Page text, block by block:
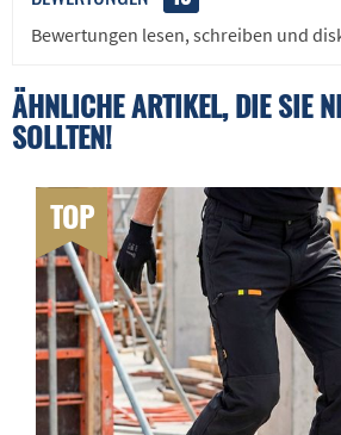
Bewertungen lesen, schreiben und
ÄHNLICHE ARTIKEL, DIE SIE
SOLLTEN!
TOP